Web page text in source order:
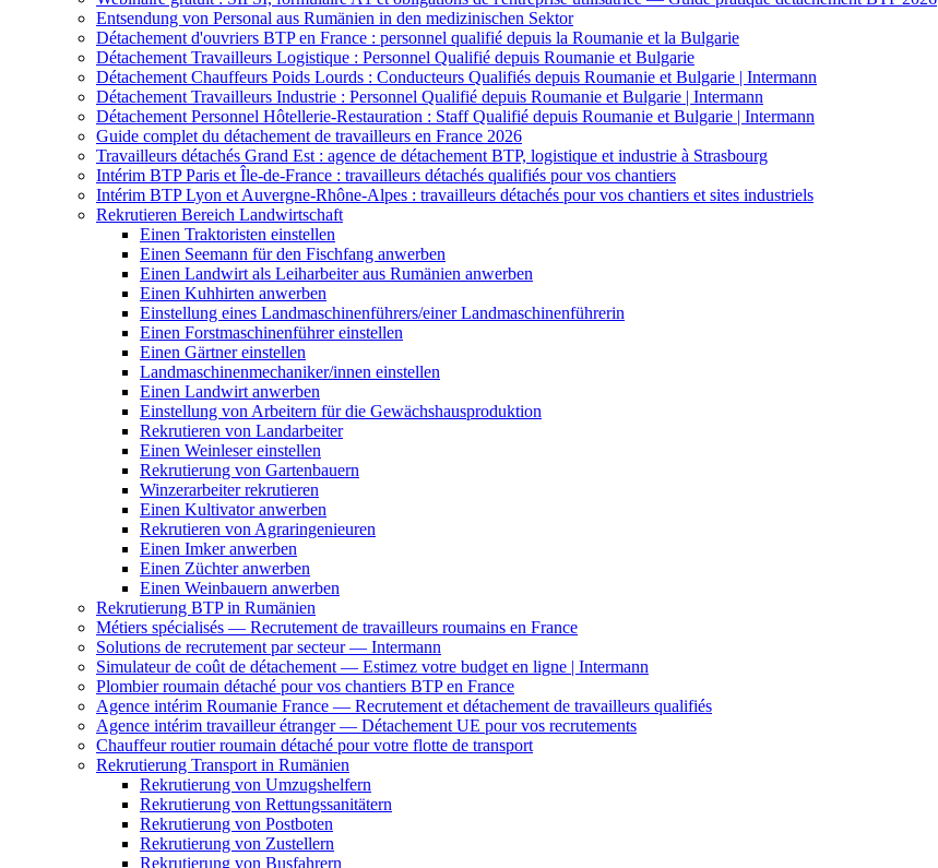
Entsendung von Personal aus Rumänien in den medizinischen Sektor
Détachement d'ouvriers BTP en France : personnel qualifié depuis la Roumanie et la Bulgarie
Détachement Travailleurs Logistique : Personnel Qualifié depuis Roumanie et Bulgarie
Détachement Chauffeurs Poids Lourds : Conducteurs Qualifiés depuis Roumanie et Bulgarie | Intermann
Détachement Travailleurs Industrie : Personnel Qualifié depuis Roumanie et Bulgarie | Intermann
Détachement Personnel Hôtellerie-Restauration : Staff Qualifié depuis Roumanie et Bulgarie | Intermann
Guide complet du détachement de travailleurs en France 2026
Travailleurs détachés Grand Est : agence de détachement BTP, logistique et industrie à Strasbourg
Intérim BTP Paris et Île-de-France : travailleurs détachés qualifiés pour vos chantiers
Intérim BTP Lyon et Auvergne-Rhône-Alpes : travailleurs détachés pour vos chantiers et sites industriels
Rekrutieren Bereich Landwirtschaft
Einen Traktoristen einstellen
Einen Seemann für den Fischfang anwerben
Einen Landwirt als Leiharbeiter aus Rumänien anwerben
Einen Kuhhirten anwerben
Einstellung eines Landmaschinenführers/einer Landmaschinenführerin
Einen Forstmaschinenführer einstellen
Einen Gärtner einstellen
Landmaschinenmechaniker/innen einstellen
Einen Landwirt anwerben
Einstellung von Arbeitern für die Gewächshausproduktion
Rekrutieren von Landarbeiter
Einen Weinleser einstellen
Rekrutierung von Gartenbauern
Winzerarbeiter rekrutieren
Einen Kultivator anwerben
Rekrutieren von Agraringenieuren
Einen Imker anwerben
Einen Züchter anwerben
Einen Weinbauern anwerben
Rekrutierung BTP in Rumänien
Métiers spécialisés — Recrutement de travailleurs roumains en France
Solutions de recrutement par secteur — Intermann
Simulateur de coût de détachement — Estimez votre budget en ligne | Intermann
Plombier roumain détaché pour vos chantiers BTP en France
Agence intérim Roumanie France — Recrutement et détachement de travailleurs qualifiés
Agence intérim travailleur étranger — Détachement UE pour vos recrutements
Chauffeur routier roumain détaché pour votre flotte de transport
Rekrutierung Transport in Rumänien
Rekrutierung von Umzugshelfern
Rekrutierung von Rettungssanitätern
Rekrutierung von Postboten
Rekrutierung von Zustellern
Rekrutierung von Busfahrern